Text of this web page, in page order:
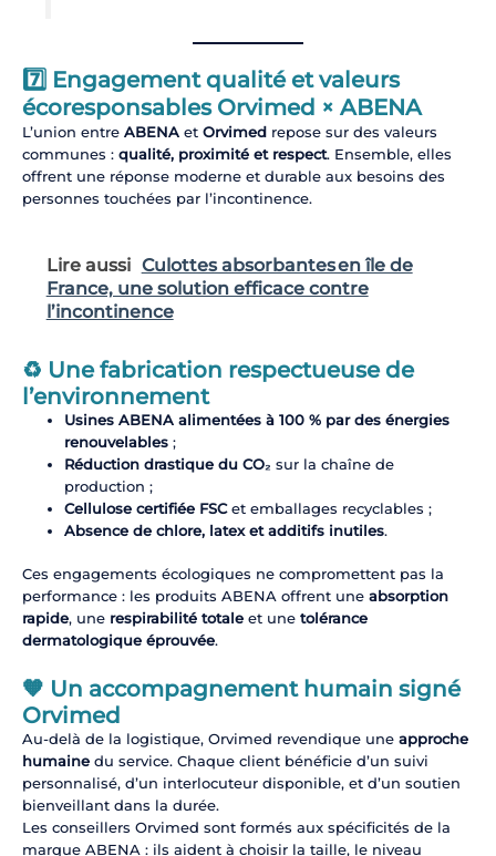
7️⃣ Engagement qualité et valeurs
écoresponsables Orvimed × ABENA
L’union entre ABENAet Orvimed repose sur des valeurs
communes : qualité, proximité et respect. Ensemble, elles
offrent une réponse moderne et durable aux besoins des
personnes touchées par l’incontinence.
Lire aussi Culottes absorbantes en île de
France, une solution efficace contre
l’incontinence
♻️ Une fabrication respectueuse de
l’environnement
Usines ABENA alimentées à 100 % par des énergies
renouvelables;
Réduction drastique du CO₂ sur la chaîne de
production ;
Cellulose certifiée FSCet emballages recyclables ;
Absence de chlore, latex et additifs inutiles.
Ces engagements écologiques ne compromettent pas la
performance : les produits ABENA offrent une absorption
rapide, une respirabilité totaleet une tolérance
dermatologique éprouvée.
🧡 Un accompagnement humain signé
Orvimed
Au-delà de la logistique, Orvimed revendique une approche
humainedu service. Chaque client bénéficie d’un suivi
personnalisé, d’un interlocuteur disponible, et d’un soutien
bienveillant dans la durée.
Les conseillers Orvimed sont formés aux spécificités de la
marque ABENA : ils aident à choisir la taille, le niveau